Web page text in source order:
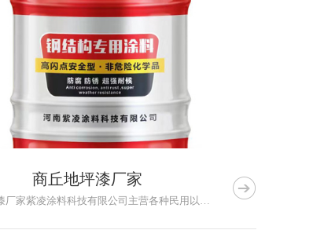
商丘地坪漆厂家
河南地坪漆厂家紫凌涂料科技有限公司主营各种民用以及工业用涂料...
